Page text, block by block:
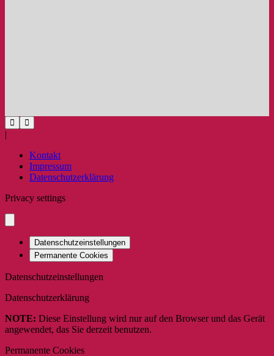
|
Kontakt
Impressum
Datenschutzerklärung
Privacy settings
Datenschutzeinstellungen
Permanente Cookies
Datenschutzeinstellungen
Datenschutzerklärung
NOTE: Diese Einstellung wird nur auf den Browser und das Gerät
angewendet, das Sie derzeit benutzen.
Permanente Cookies